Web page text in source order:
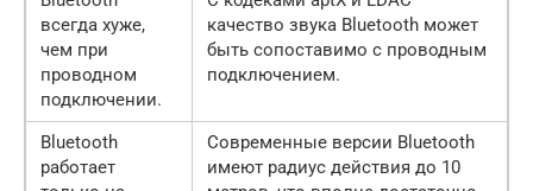
всегда хуже,
чем при
проводном
подключении.
качество звука Bluetooth может
быть сопоставимо с проводным
подключением.
Bluetooth
работает
Современные версии Bluetooth
имеют радиус действия до 10